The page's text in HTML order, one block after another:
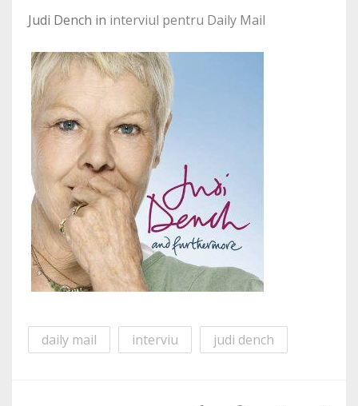
Judi Dench in interviul pentru Daily Mail
daily mail interviu judi dench